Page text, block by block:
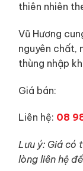
thiên nhiên
Vũ Hương
nguyên chất,
thùng nhập
Giá bán:
Liên hệ: 08
Lưu ý: Giá có
lòng liên hệ